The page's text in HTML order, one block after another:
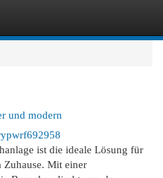
und modern
ist die ideale Lösung für
Mit einer